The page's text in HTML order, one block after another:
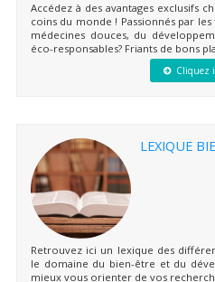
Accédez à des avantages exclusifs
coins du monde ! Passionnés par
médecines douces, du
éco-responsables? Friants de bons
Cliquez
LEXIQUE
Retrouvez ici un lexique des
le domaine du bien-être et du
mieux vous orienter de vos